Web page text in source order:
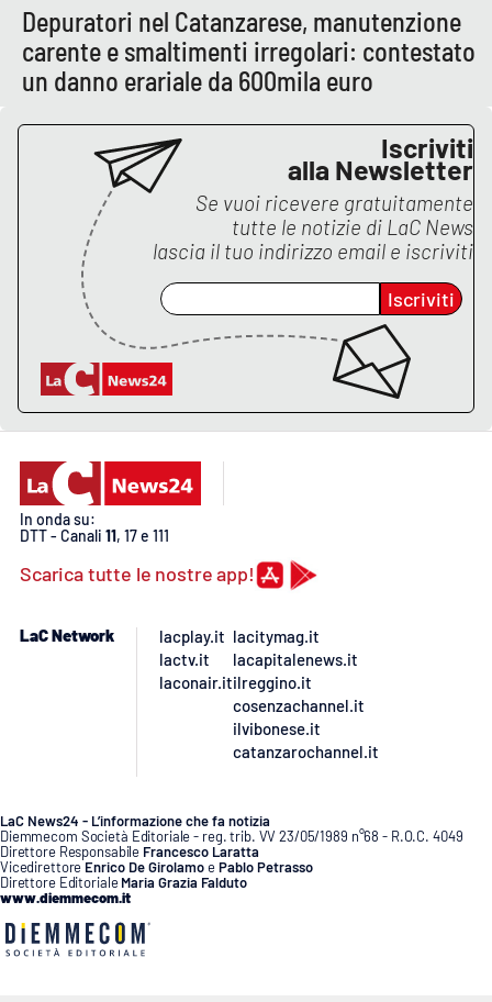
LaC OnAir
EDIZIONI
Catanzaro
Crotone
Vibo Valentia
Reggio Calabria
Cosenza
Lamezia Terme
PROGETTI
SPECIALI
Buona Sanità Calabria
LACALABRIAVISIONE
Food
Storie
LAC
NETWORK
Depuratori nel Catanzarese, manutenzione
carente e smaltimenti irregolari: contestato
un danno erariale da 600mila euro
Iscriviti
alla Newsletter
Se vuoi ricevere gratuitamente
tutte le notizie di LaC News
lascia il tuo indirizzo email e iscriviti
Iscriviti
In onda su:
DTT - Canali 11, 17 e 111
Scarica tutte le nostre app!
LaC Network
lacplay.it
lactv.it
laconair.it
lacitymag.it
lacapitalenews.it
ilreggino.it
cosenzachannel.it
ilvibonese.it
catanzarochannel.it
LaC News24 - L’informazione che fa notizia
Diemmecom Società Editoriale - reg. trib. VV 23/05/1989 n°68 - R.O.C. 4049
Direttore Responsabile Francesco Laratta
Vicedirettore Enrico De GirolamoePablo Petrasso
Direttore Editoriale Maria Grazia Falduto
www.diemmecom.it